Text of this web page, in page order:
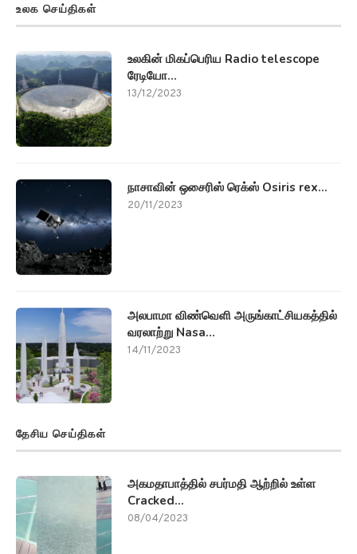
உலக செய்திகள்
உலகின் மிகப்பெரிய Radio telescope
ரேடியோ...
13/12/2023
நாசாவின் ஒசைரிஸ் ரெக்ஸ் Osiris rex...
20/11/2023
அலபாமா விண்வெளி அருங்காட்சியகத்தில்
வரலாற்று Nasa...
14/11/2023
தேசிய செய்திகள்
அகமதாபாத்தில் சபர்மதி ஆற்றில் உள்ள
Cracked...
08/04/2023